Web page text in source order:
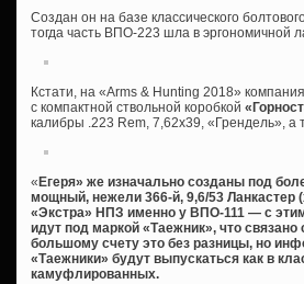
Создан он на базе классического
тогда часть ВПО-223 шла в эргономичной
Кстати, на «Arms & Hunting 2018»
с компактной ствольной коробкой
калибры .223 Rem, 7,62х39, «Грендель», а
« Егеря» же изначально созданы под
мощный, нежели 366-й, 9,6/53 Ланкастер
«Экстра» НПЗ именно у ВПО-111 — с
идут под маркой «Таежник», что
большому счету это без разницы, но
«Таежники» будут выпускаться как в
камуфлированных.